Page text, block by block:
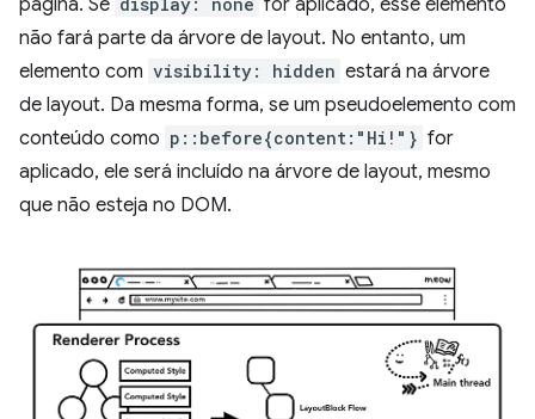
página. Se
for aplicado, esse elemento
não fará parte da árvore de layout. No entanto, um
elemento com visibility: hidden estará na árvore
de layout. Da mesma forma, se um pseudoelemento com
conteúdo como p::before{content:"Hi!"} for
aplicado, ele será incluído na árvore de layout, mesmo
que não esteja no DOM.